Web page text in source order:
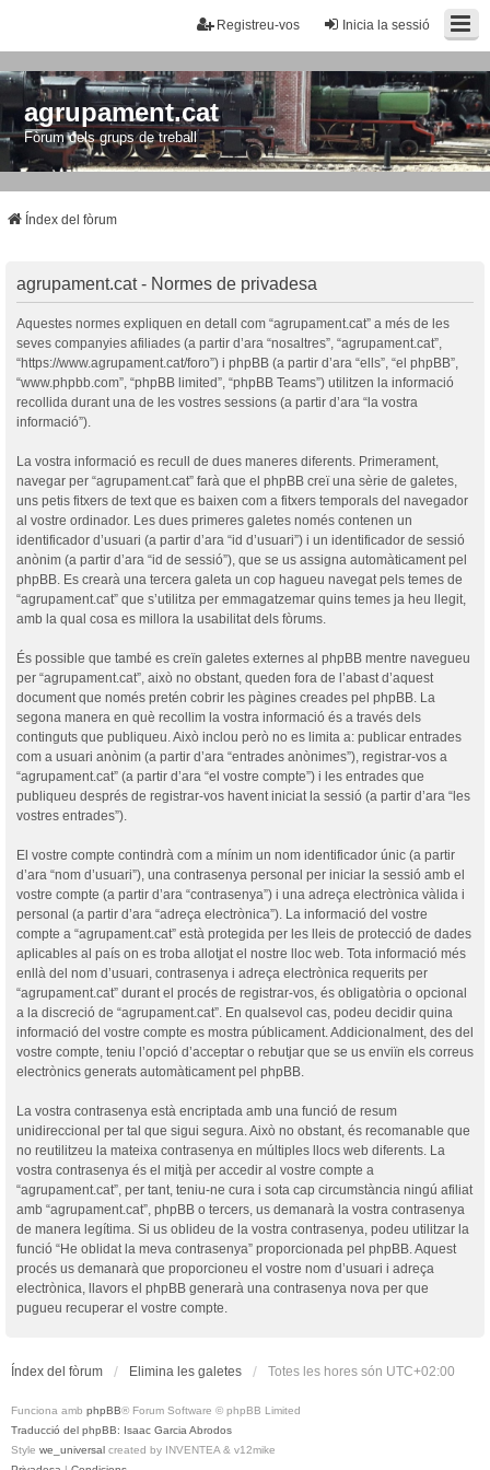
Inicia la sessió
Registreu-vos
agrupament.cat
Fòrum dels grups de treball
Índex del fòrum
agrupament.cat - Normes de privadesa
Aquestes normes expliquen en detall com “agrupament.cat” a més de les
seves companyies afiliades (a partir d’ara “nosaltres”, “agrupament.cat”,
“https://www.agrupament.cat/foro”) i phpBB (a partir d’ara “ells”, “el phpBB”,
“www.phpbb.com”, “phpBB limited”, “phpBB Teams”) utilitzen la informació
recollida durant una de les vostres sessions (a partir d’ara “la vostra
informació”).
La vostra informació es recull de dues maneres diferents. Primerament,
navegar per “agrupament.cat” farà que el phpBB creï una sèrie de galetes,
uns petis fitxers de text que es baixen com a fitxers temporals del navegador
al vostre ordinador. Les dues primeres galetes només contenen un
identificador d’usuari (a partir d’ara “id d’usuari”) i un identificador de sessió
anònim (a partir d’ara “id de sessió”), que se us assigna automàticament pel
phpBB. Es crearà una tercera galeta un cop hagueu navegat pels temes de
“agrupament.cat” que s’utilitza per emmagatzemar quins temes ja heu llegit,
amb la qual cosa es millora la usabilitat dels fòrums.
És possible que també es creïn galetes externes al phpBB mentre navegueu
per “agrupament.cat”, això no obstant, queden fora de l’abast d’aquest
document que només pretén cobrir les pàgines creades pel phpBB. La
segona manera en què recollim la vostra informació és a través dels
continguts que publiqueu. Això inclou però no es limita a: publicar entrades
com a usuari anònim (a partir d’ara “entrades anònimes”), registrar-vos a
“agrupament.cat” (a partir d’ara “el vostre compte”) i les entrades que
publiqueu després de registrar-vos havent iniciat la sessió (a partir d’ara “les
vostres entrades”).
El vostre compte contindrà com a mínim un nom identificador únic (a partir
d’ara “nom d’usuari”), una contrasenya personal per iniciar la sessió amb el
vostre compte (a partir d’ara “contrasenya”) i una adreça electrònica vàlida i
personal (a partir d’ara “adreça electrònica”). La informació del vostre
compte a “agrupament.cat” està protegida per les lleis de protecció de dades
aplicables al país on es troba allotjat el nostre lloc web. Tota informació més
enllà del nom d’usuari, contrasenya i adreça electrònica requerits per
“agrupament.cat” durant el procés de registrar-vos, és obligatòria o opcional
a la discreció de “agrupament.cat”. En qualsevol cas, podeu decidir quina
informació del vostre compte es mostra públicament. Addicionalment, des del
vostre compte, teniu l’opció d’acceptar o rebutjar que se us enviïn els correus
electrònics generats automàticament pel phpBB.
La vostra contrasenya està encriptada amb una funció de resum
unidireccional per tal que sigui segura. Això no obstant, és recomanable que
no reutilitzeu la mateixa contrasenya en múltiples llocs web diferents. La
vostra contrasenya és el mitjà per accedir al vostre compte a
“agrupament.cat”, per tant, teniu-ne cura i sota cap circumstància ningú afiliat
amb “agrupament.cat”, phpBB o tercers, us demanarà la vostra contrasenya
de manera legítima. Si us oblideu de la vostra contrasenya, podeu utilitzar la
funció “He oblidat la meva contrasenya” proporcionada pel phpBB. Aquest
procés us demanarà que proporcioneu el vostre nom d’usuari i adreça
electrònica, llavors el phpBB generarà una contrasenya nova per que
pugueu recuperar el vostre compte.
Índex del fòrum Elimina les galetes Totes les hores són UTC+02:00
Funciona amb phpBB® Forum Software © phpBB Limited
Traducció del phpBB: Isaac Garcia Abrodos
Style we_universal created by INVENTEA & v12mike